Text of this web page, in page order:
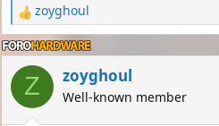
R
e
a
c
i
zoyghoul
Z zoyghoul
Well-known member